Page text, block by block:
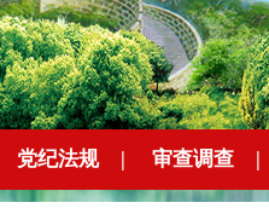
党纪法规 | 审查调查 |